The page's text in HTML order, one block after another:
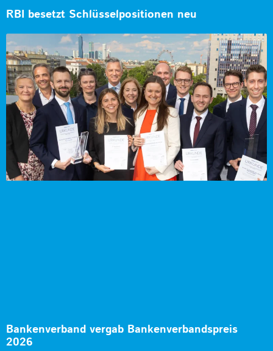
RBI besetzt Schlüsselpositionen neu
Bankenverband vergab Bankenverbandspreis
2026